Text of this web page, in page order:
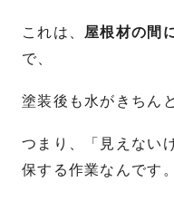
これは、 屋根材の間
で、
塗装後も水がきちん
つまり、「見えない
保する作業なんです。